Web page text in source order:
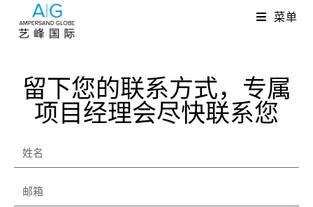
菜单
留下您的联系方式，专属
项目经理会尽快联系您